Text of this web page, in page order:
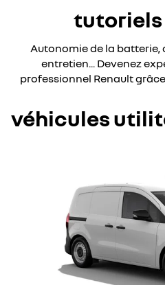
tutoriels
Autonomie de la
entretien... Devenez
professionnel Renault
véhicules